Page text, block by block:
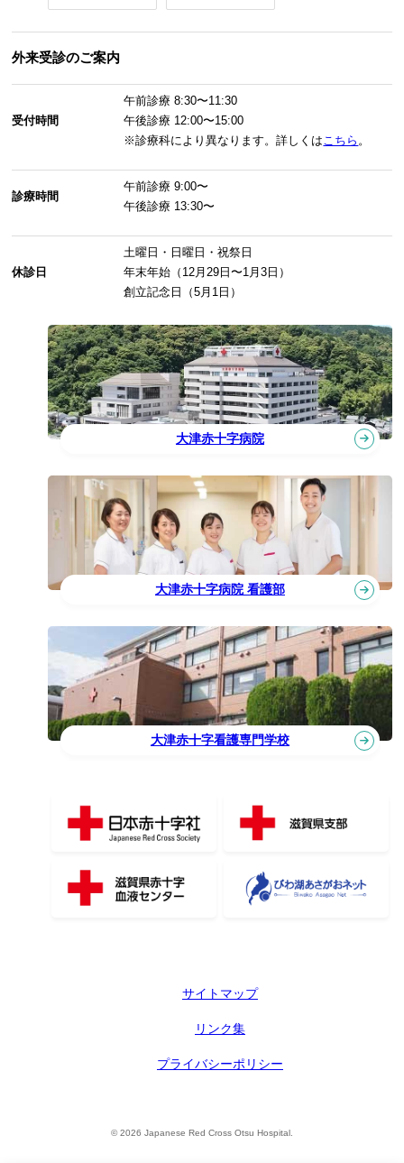
外来受診のご案内
受付時間
午前診療8:30〜11:30
午後診療 12:00〜15:00
※診療科により異なります。詳しくは こちら 。
診療時間
午前診療9:00〜
午後診療 13:30〜
休診日
土曜日・日曜日・祝祭日
年末年始（12月29日〜1月3日）
創立記念日（5月1日）
大津赤十字病院
大津赤十字病院 看護部
大津赤十字看護専門学校
サイトマップ
リンク集
プライバシーポリシー
© 2026 Japanese Red Cross Otsu Hospital.